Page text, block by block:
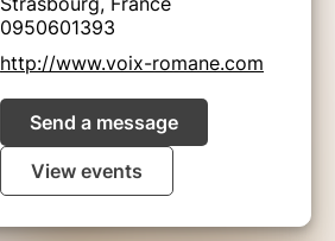
0950601393
http://www.voix-romane.com
Send a message
View events